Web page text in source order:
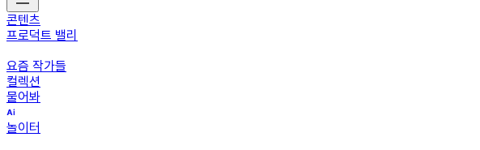
콘텐츠
프로덕트 밸리
요즘 작가들
컬렉션
물어봐
놀이터